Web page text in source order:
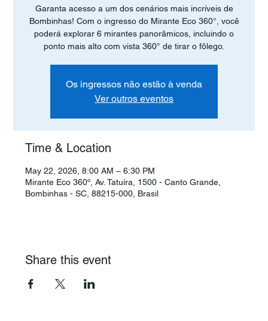
Garanta acesso a um dos cenários mais incríveis de
Bombinhas! Com o ingresso do Mirante Eco 360°, você
poderá explorar 6 mirantes panorâmicos, incluindo o
ponto mais alto com vista 360° de tirar o fôlego.
Os ingressos não estão à venda
Ver outros eventos
Time & Location
May 22, 2026, 8:00 AM – 6:30 PM
Mirante Eco 360º, Av. Tatuíra, 1500 - Canto Grande,
Bombinhas - SC, 88215-000, Brasil
Share this event